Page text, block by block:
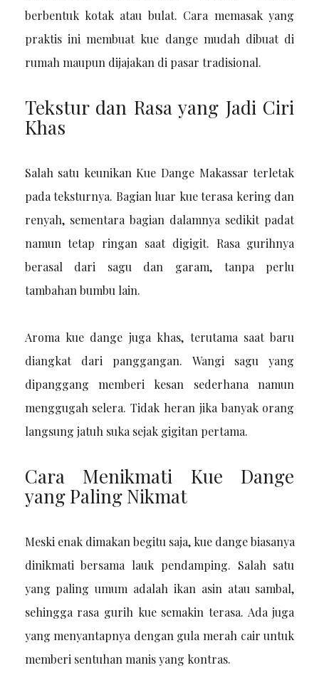
berbentuk kotak atau bulat. Cara memasak yang
praktis ini membuat kue dange mudah dibuat di
rumah maupun dijajakan di pasar tradisional.
Tekstur dan Rasa yang Jadi Ciri
Khas
Salah satu keunikan Kue Dange Makassar terletak
pada teksturnya. Bagian luar kue terasa kering dan
renyah, sementara bagian dalamnya sedikit padat
namun tetap ringan saat digigit. Rasa gurihnya
berasal dari sagu dan garam, tanpa perlu
tambahan bumbu lain.
Aroma kue dange juga khas, terutama saat baru
diangkat dari panggangan. Wangi sagu yang
dipanggang memberi kesan sederhana namun
menggugah selera. Tidak heran jika banyak orang
langsung jatuh suka sejak gigitan pertama.
Cara Menikmati Kue Dange
yang Paling Nikmat
Meski enak dimakan begitu saja, kue dange biasanya
dinikmati bersama lauk pendamping. Salah satu
yang paling umum adalah ikan asin atau sambal,
sehingga rasa gurih kue semakin terasa. Ada juga
yang menyantapnya dengan gula merah cair untuk
memberi sentuhan manis yang kontras.